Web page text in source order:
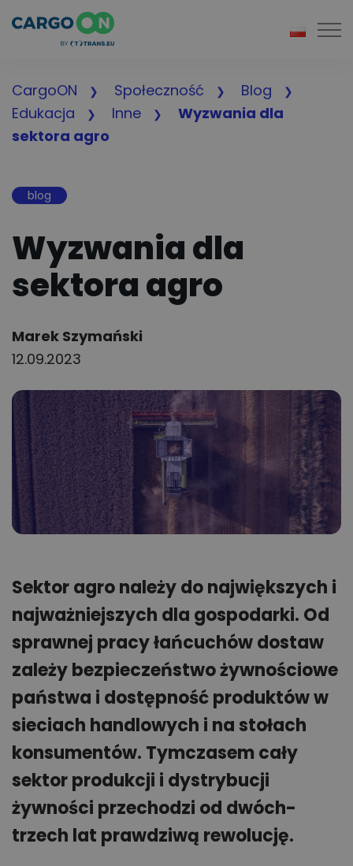
CargoON Społeczność
Blog
Edukacja
Inne
Wyzwania dla
sektora agro
blog
Wyzwania dla
sektora agro
Author:
Marek Szymański
12.09.2023
Sektor agro należy do największych i
najważniejszych dla gospodarki. Od
sprawnej pracy łańcuchów dostaw
zależy bezpieczeństwo żywnościowe
państwa i dostępność produktów w
sieciach handlowych i na stołach
konsumentów. Tymczasem cały
sektor produkcji i dystrybucji
żywności przechodzi od dwóch-
trzech lat prawdziwą rewolucję.